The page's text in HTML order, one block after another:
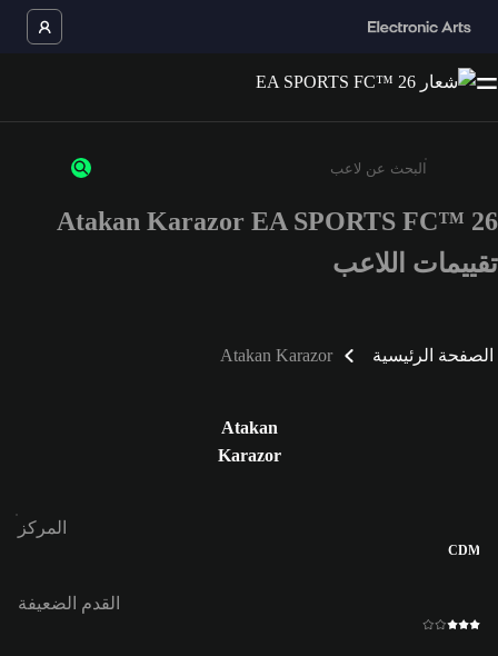
أدخل 3 أحرف أو أرقام على الأقل
Atakan Karazor EA SPORTS FC™ 26
تقييمات اللاعب
الصفحة الرئيسية Atakan Karazor
Atakan
Karazor
المركز
CDM
القدم الضعيفة